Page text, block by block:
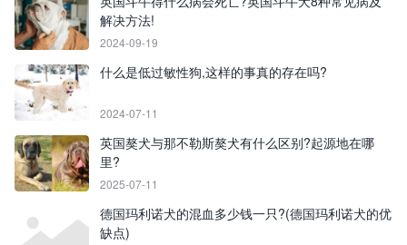
解决方法!
2024-09-19
什么是低过敏性狗,这样的事真的存在吗?
2024-07-11
英国獒犬与那不勒斯獒犬有什么区别?起源地在哪
里?
2025-07-11
德国玛利诺犬的混血多少钱一只?(德国玛利诺犬的优
缺点)